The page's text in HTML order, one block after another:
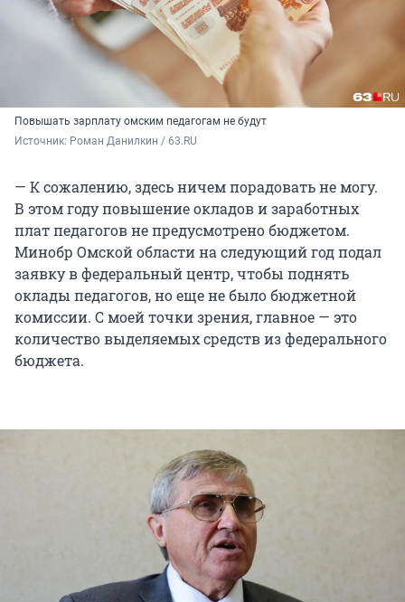
Повышать зарплату омским педагогам не будут
Источник: Роман Данилкин / 63.RU
— К сожалению, здесь ничем порадовать не могу.
В этом году повышение окладов и заработных
плат педагогов не предусмотрено бюджетом.
Минобр Омской области на следующий год подал
заявку в федеральный центр, чтобы поднять
оклады педагогов, но еще не было бюджетной
комиссии. С моей точки зрения, главное — это
количество выделяемых средств из федерального
бюджета.